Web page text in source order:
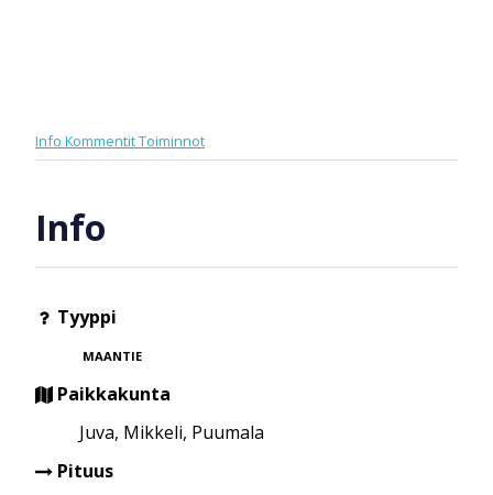
Info KommentitToiminnot
Info
Tyyppi
MAANTIE
Paikkakunta
Juva, Mikkeli, Puumala
Pituus